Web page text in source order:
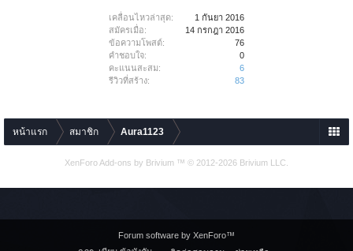
เคลื่อนไหวล่าสุด:
1 กันยา 2016
สมัครเมื่อ:
14 กรกฎา 2016
ข้อความโพสต์:
76
คำชอบใจ:
0
คะแนนสะสม:
6
รีวิวที่สร้าง:
83
หน้าแรก สมาชิก Aura1123
XenForo Add-ons by Brivium ™ © 2012-2026 Brivium LLC.
Forum software by XenForo™